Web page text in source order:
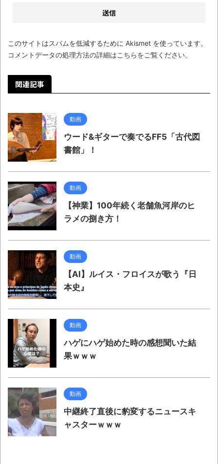
の数々！！
このサイトはスパムを低減するために Akismet を使っています。
コメントデータの処理方法の詳細はこちらをご覧ください。
関連記事
動画
ウード&ギターで奏でるFF5「古代図
書館」！
動画
【神業】100年続く老舗魚河岸のヒ
ラメの捌き方！
動画
【AI】ルイス・フロイスが歌う『日
本史』
動画
ハゲにハゲ始めた時の感想聞いた結
果ｗｗｗ
動画
中継終了直後に豹変するニュースキ
ャスターｗｗｗ